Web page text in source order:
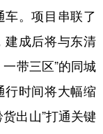
江苏
江西
湖南
重庆
。项目串联了
建成后将与东清
带三区”的同城
时间将大幅缩
出山”打通关键